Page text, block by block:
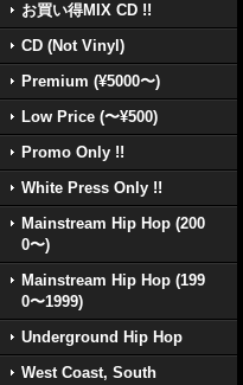
お買い得MIX CD !!
CD (Not Vinyl)
Premium (¥5000〜)
Low Price (〜¥500)
Promo Only !!
White Press Only !!
Mainstream Hip Hop (200
0〜)
Mainstream Hip Hop (199
0〜1999)
Underground Hip Hop
West Coast, South